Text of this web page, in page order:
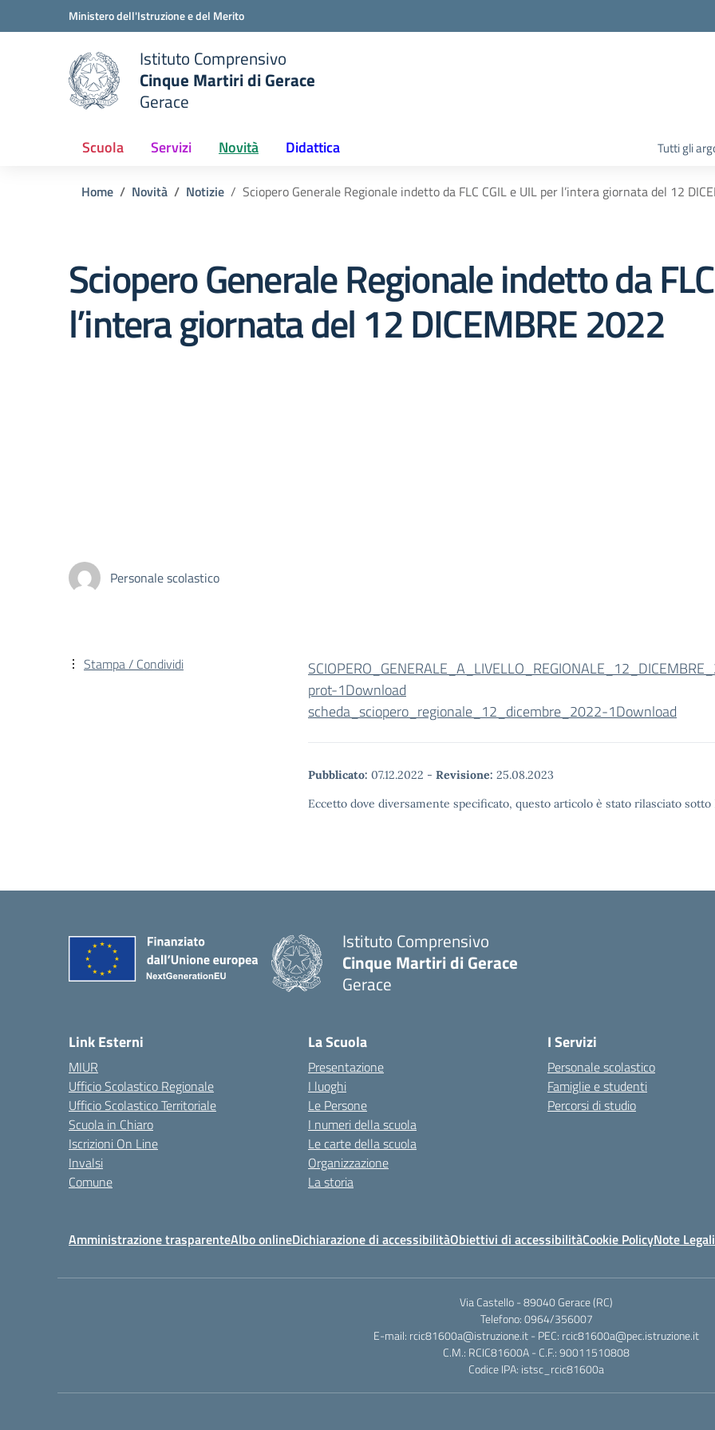
Vai ai contenuti
Vai al menu di navigazioneMinistero dell'Istruzione e del Merito
scuola
Istituto Comprensivo
Cinque Martiri di Gerace
Gerace
Scuola Servizi Novità Didattica Tutti gli
Home Novità Notizie Sciopero Generale Regionale indetto da FLC CGIL e UIL per l’intera giornata del 12
Sciopero Generale Regionale indetto da
l’intera giornata del 12 DICEMBRE 2022
Personale scolastico
prot-1Download
scheda_sciopero_regionale_12_dicembre_2022-1Download
Pubblicato: 07.12.2022 - Revisione: 25.08.2023
Eccetto dove diversamente specificato, questo articolo è stato rilasciato
Stampa / Condividi
Istituto Comprensivo
Cinque Martiri di Gerace
Gerace
Link Esterni
MIUR
Ufficio Scolastico Regionale
Ufficio Scolastico Territoriale
Scuola in Chiaro
Iscrizioni On Line
Invalsi
Comune
La Scuola
Presentazione
I luoghi
Le Persone
I numeri della scuola
Le carte della scuola
Organizzazione
La storia
I Servizi
Personale scolastico
Famiglie e studenti
Percorsi di studio
Amministrazione trasparenteAlbo onlineDichiarazione di accessibilitàObiettivi di accessibilitàCookie PolicyNote Legali
Via Castello - 89040 Gerace (RC)
Telefono: 0964/356007
E-mail: rcic81600a@istruzione.it - PEC: rcic81600a@pec.istruzione.it
C.M.: RCIC81600A - C.F.: 90011510808
Codice IPA: istsc_rcic81600a